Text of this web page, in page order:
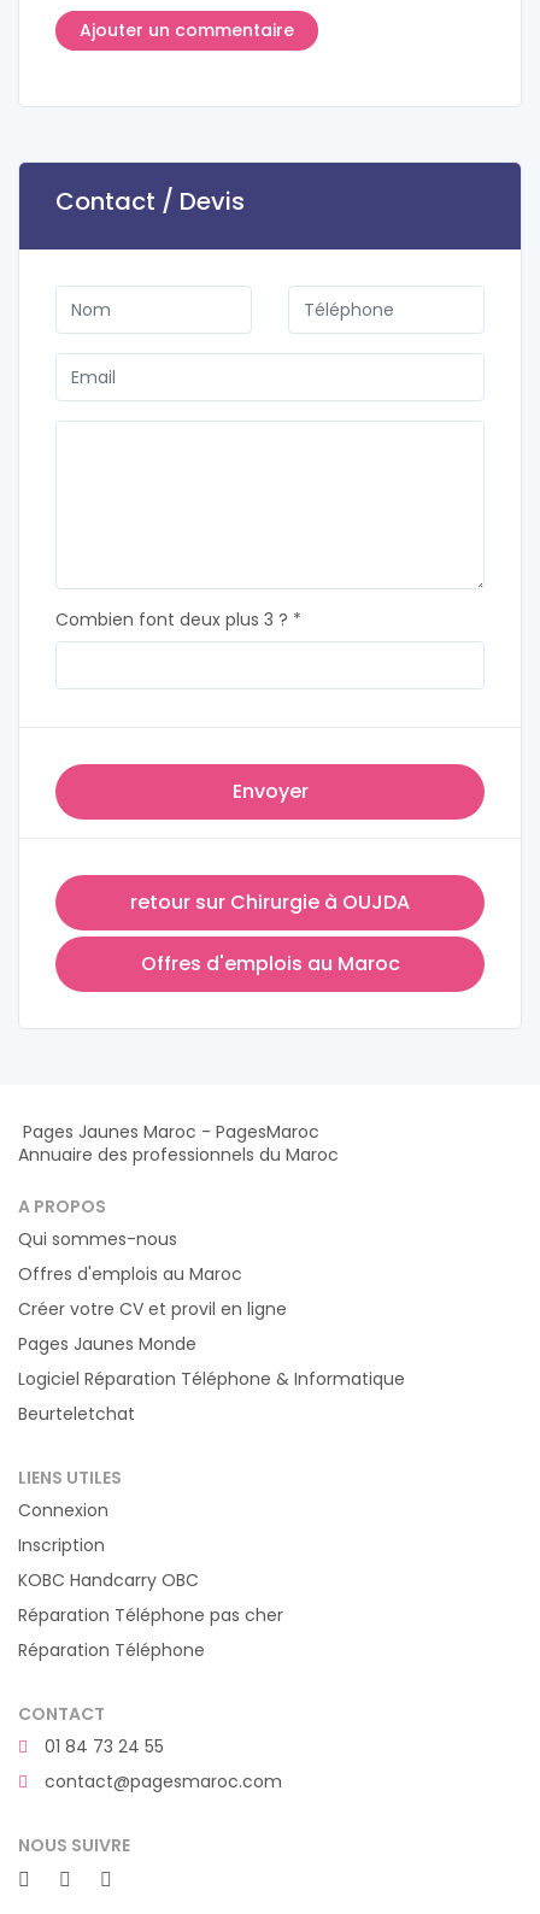
Contact / Devis
Combien font deux plus 3 ? *
Envoyer
retour sur Chirurgie à OUJDA
Offres d'emplois au Maroc
Pages Jaunes Maroc - PagesMaroc
Annuaire des professionnels du Maroc
A PROPOS
Qui sommes-nous
Offres d'emplois au Maroc
Créer votre CV et provil en ligne
Pages Jaunes Monde
Logiciel Réparation Téléphone & Informatique
Beurteletchat
LIENS UTILES
Connexion
Inscription
KOBC Handcarry OBC
Réparation Téléphone pas cher
Réparation Téléphone
CONTACT
01 84 73 24 55
contact@pagesmaroc.com
NOUS SUIVRE